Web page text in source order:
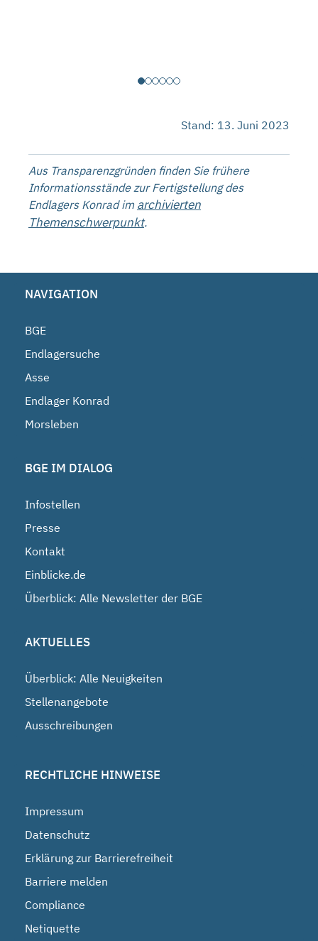
Stand: 13. Juni 2023
Aus Transparenzgründen finden Sie frühere
Informationsstände zur Fertigstellung des
Endlagers Konrad im archivierten
Themenschwerpunkt.
NAVIGATION
BGE
Endlagersuche
Asse
Endlager Konrad
Morsleben
BGE IM DIALOG
Infostellen
Presse
Kontakt
Einblicke.de
Überblick: Alle Newsletter der BGE
AKTUELLES
Überblick: Alle Neuigkeiten
Stellenangebote
Ausschreibungen
RECHTLICHE HINWEISE
Impressum
Datenschutz
Erklärung zur Barrierefreiheit
Barriere melden
Compliance
Netiquette